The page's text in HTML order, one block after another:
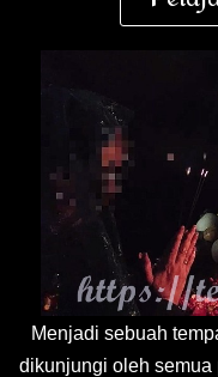
Menjadi sebuah
dikunjungi oleh